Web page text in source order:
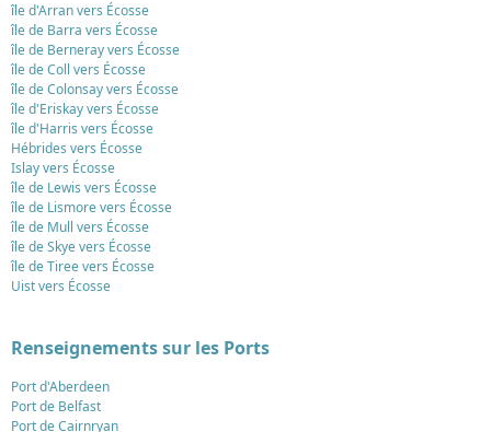
île d'Arran vers Écosse
île de Barra vers Écosse
île de Berneray vers Écosse
île de Coll vers Écosse
île de Colonsay vers Écosse
île d'Eriskay vers Écosse
île d'Harris vers Écosse
Hébrides vers Écosse
Islay vers Écosse
île de Lewis vers Écosse
île de Lismore vers Écosse
île de Mull vers Écosse
île de Skye vers Écosse
île de Tiree vers Écosse
Uist vers Écosse
Renseignements sur les Ports
Port d'Aberdeen
Port de Belfast
Port de Cairnryan